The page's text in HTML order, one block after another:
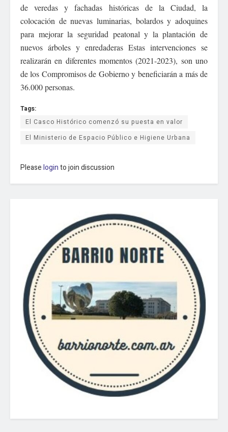
de veredas y fachadas históricas de la Ciudad, la
colocación de nuevas luminarias, bolardos y adoquines
para mejorar la seguridad peatonal y la plantación de
nuevos árboles y enredaderas Estas intervenciones se
realizarán en diferentes momentos (2021-2023), son uno
de los Compromisos de Gobierno y beneficiarán a más de
36.000 personas.
Tags:
El Casco Histórico comenzó su puesta en valor
El Ministerio de Espacio Público e Higiene Urbana
Pleaseloginto join discussion